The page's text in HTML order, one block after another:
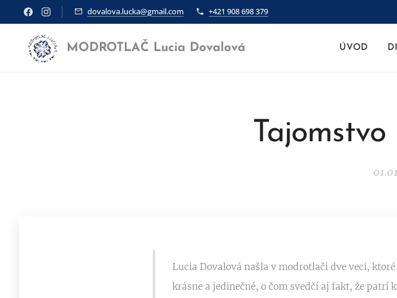
dovalova.lucka@gmail.com +421 908 698 379
MODROTLAČ Lucia Dovalová ÚVOD
Lucia Dovalová našla v modrotlači dve veci,
krásne a jedinečné, o čom svedčí aj fakt, že